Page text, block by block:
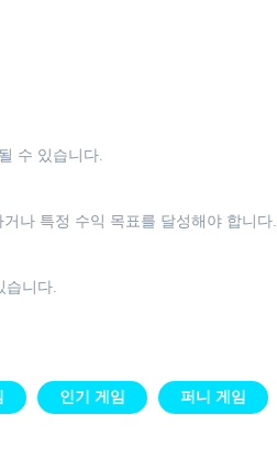
수 있습니다.
나 특정 수익 목표를 달성해야 합니다.
습니다.
인기 게임 퍼니 게임